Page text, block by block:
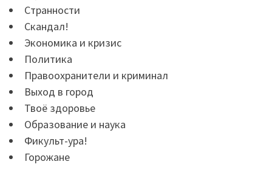
Странности
Скандал!
Экономика и кризис
Политика
Правоохранители и криминал
Выход в город
Твоё здоровье
Образование и наука
Фикульт-ура!
Горожане